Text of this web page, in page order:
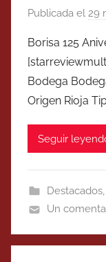
Publicada el 29
Borisa 125
Bodega
Origen Rioja
Seguir
Destacados,
Un